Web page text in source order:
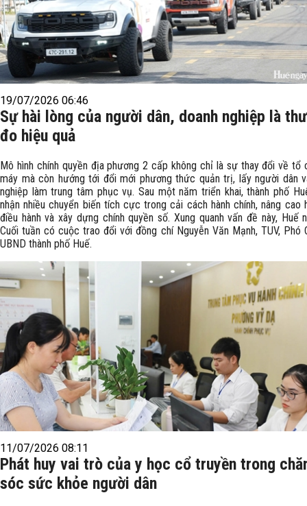
19/07/2026 06:46
Sự hài lòng của người dân, doanh nghiệp là
đo hiệu quả
Mô hình chính quyền địa phương 2 cấp không chỉ là sự thay đổi về tổ
máy mà còn hướng tới đổi mới phương thức quản trị, lấy người dân
nghiệp làm trung tâm phục vụ. Sau một năm triển khai, thành phố
nhận nhiều chuyển biến tích cực trong cải cách hành chính, nâng cao
điều hành và xây dựng chính quyền số. Xung quanh vấn đề này, Huế
Cuối tuần có cuộc trao đổi với đồng chí Nguyễn Văn Mạnh, TUV, Phó
UBND thành phố Huế.
11/07/2026 08:11
Phát huy vai trò của y học cổ truyền trong
sóc sức khỏe người dân